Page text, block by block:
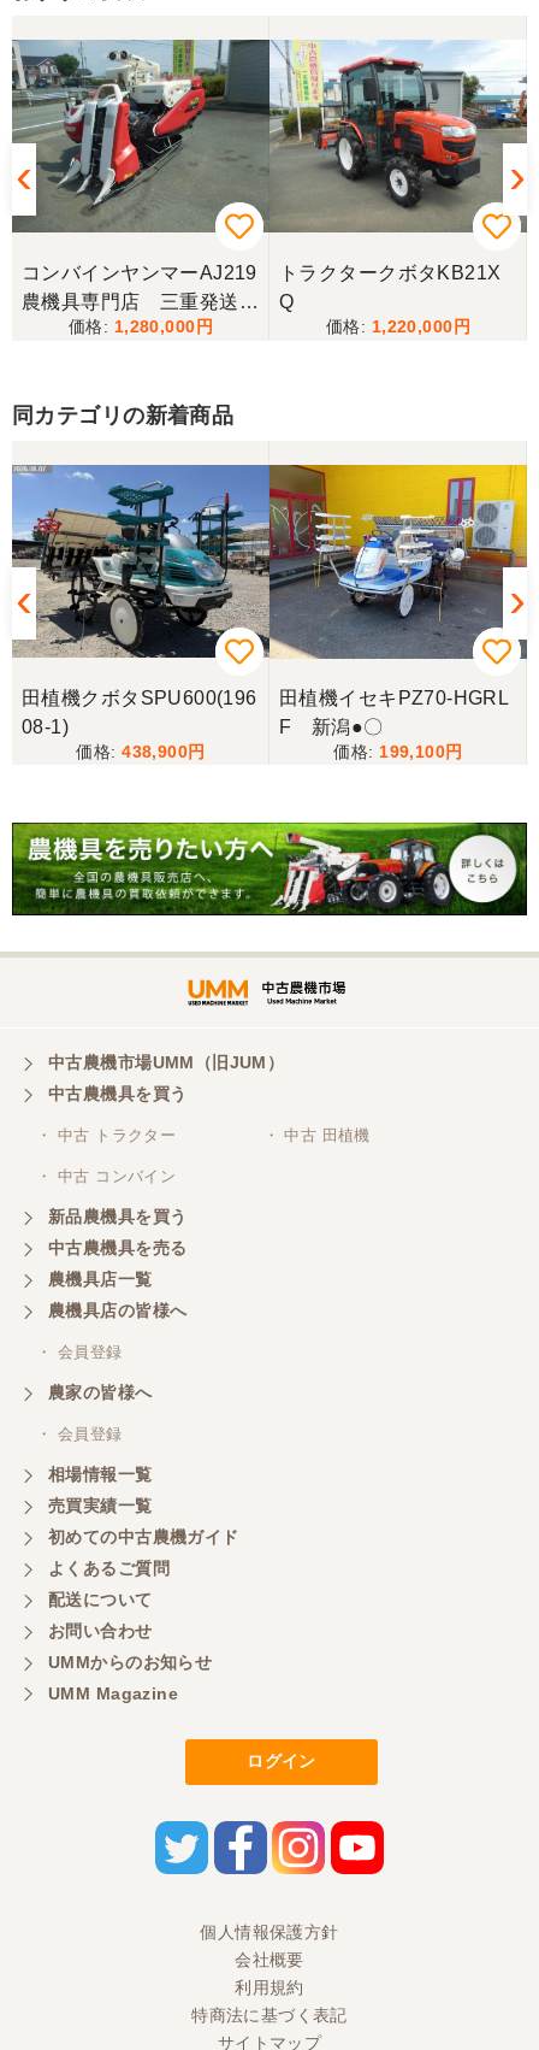
コンバインヤンマーAJ219
農機具専門店 三重発送整
備済み
1,280,000
トラクタークボタKB21X
Q
1,220,000
同カテゴリの新着商品
田植機クボタSPU600(196
08-1)
438,900
田植機イセキPZ70-HGRL
F 新潟●〇
199,100
中古農機市場UMM（旧JUM）
中古農機具を買う
・ 中古 トラクター ・ 中古 田植機
・ 中古 コンバイン
新品農機具を買う
中古農機具を売る
農機具店一覧
農機具店の皆様へ
・ 会員登録
農家の皆様へ
・ 会員登録
相場情報一覧
売買実績一覧
初めての中古農機ガイド
よくあるご質問
配送について
お問い合わせ
UMMからのお知らせ
UMM Magazine
ログイン
個人情報保護方針
会社概要
利用規約
特商法に基づく表記
サイトマップ